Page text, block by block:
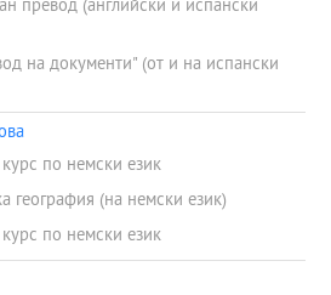
превод (английски и испански
на документи" (от и на испански
по немски език
география (на немски език)
по немски език